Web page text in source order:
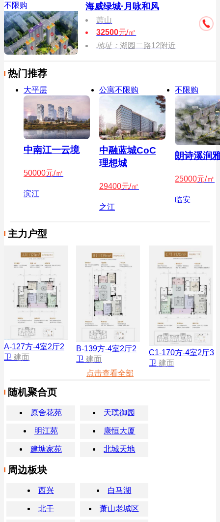
不限购 海威绿城·月咏和风
萧山
32500元/㎡
地址：湖园二路12附近
热门推荐
大平层
中南江一云境
50000元/㎡
滨江
公寓不限购
中融蓝城CoC
理想城
29400元/㎡
之江
不限购
朗诗溪涧
25000元/㎡
临安
主力户型
A-127方-4室2厅2
卫 建面
B-139方-4室2厅2
卫 建面
C1-170方-4室2厅3
卫 建面
点击查看全部
随机聚合页
原舍花苑 天璞御园
明江苑 康恒大厦
建塘家苑 北城天地
周边板块
西兴 白马湖
北干 萧山老城区